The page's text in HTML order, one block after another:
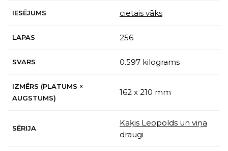
IESĒJUMS cietais vāks
LAPAS 256
SVARS 0.597 kilograms
IZMĒRS (PLATUMS ×
AUGSTUMS)
162 x 210 mm
SĒRIJA
Kaķis Leopolds un viņa
draugi